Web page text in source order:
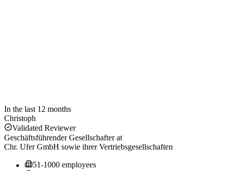
In the last 12 months
Christoph
Validated Reviewer
Geschäftsführender Gesellschafterat
Chr. Ufer GmbH sowie ihrer Vertriebsgesellschaften
51-1000 employees